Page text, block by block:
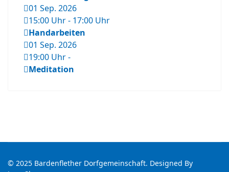
01 Sep. 2026
15:00 Uhr- 17:00 Uhr
Handarbeiten
01 Sep. 2026
19:00 Uhr-
Meditation
© 2025 Bardenflether Dorfgemeinschaft. Designed By